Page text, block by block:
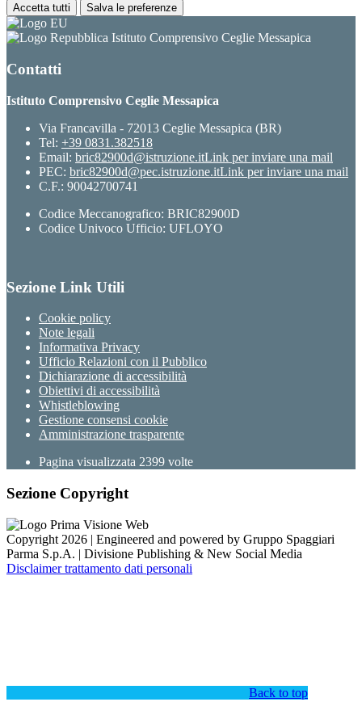
Accetta tutti Salva le preferenze
Istituto Comprensivo Ceglie Messapica
Contatti
Istituto Comprensivo Ceglie Messapica
Via Francavilla - 72013 Ceglie Messapica (BR)
Tel: +39 0831.382518
Email: bric82900d@istruzione.itLink per inviare una mail
PEC: bric82900d@pec.istruzione.itLink per inviare una mail
C.F.: 90042700741
Codice Meccanografico: BRIC82900D
Codice Univoco Ufficio: UFLOYO
Sezione Link Utili
Cookie policy
Note legali
Informativa Privacy
Ufficio Relazioni con il Pubblico
Dichiarazione di accessibilità
Obiettivi di accessibilità
Whistleblowing
Gestione consensi cookie
Amministrazione trasparente
Pagina visualizzata 2399 volte
Sezione Copyright
Copyright 2026 | Engineered and powered by Gruppo Spaggiari
Parma S.p.A. | Divisione Publishing & New Social Media
Disclaimer trattamento dati personali
Back to top